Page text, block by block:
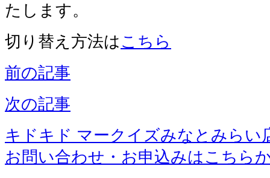
たします。
切り替え方法は こちら
前の記事
次の記事
キドキド マークイズみなとみらい
お問い合わせ・お申込みはこちら